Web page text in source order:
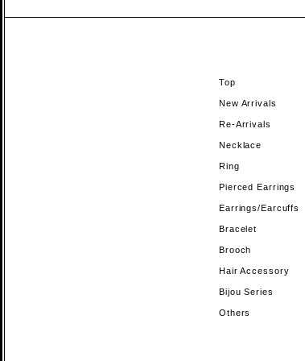
Top
New Arrivals
Re-Arrivals
Necklace
Ring
Pierced Earrings
Earrings/Earcuffs
Bracelet
Brooch
Hair Accessory
Bijou Series
Others